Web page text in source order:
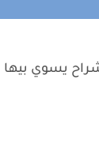
يسوي بيها